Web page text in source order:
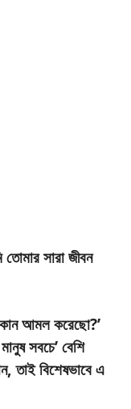
সারা জীবন
আমল করেছো?’
সবচে’ বেশি
তাই বিশেষভাবে এ